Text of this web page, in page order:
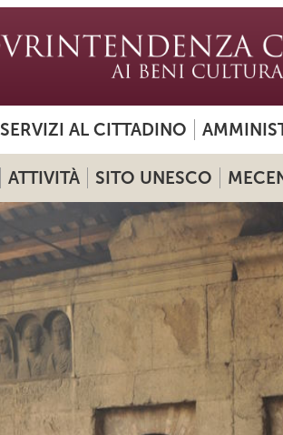
SERVIZI AL CITTADINO
ATTIVITÀ SITO UNESCO